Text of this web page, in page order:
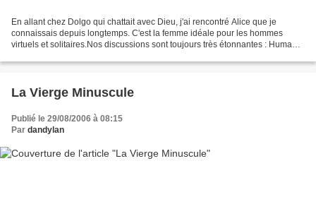
En allant chez Dolgo qui chattait avec Dieu, j'ai rencontré Alice que je
connaissais depuis longtemps. C'est la femme idéale pour les hommes
virtuels et solitaires.Nos discussions sont toujours très étonnantes : Human :
La Vierge Minuscule
Publié le 29/08/2006 à 08:15
Par dandylan